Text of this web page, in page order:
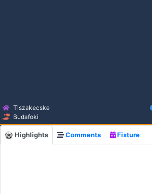
Tiszakecske
Budafoki
Highlights Comments Fixture